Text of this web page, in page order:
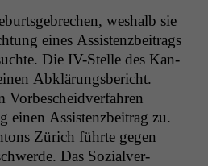
weshalb sie
eines Assis­tenzbeitrags
Die IV-Stelle des Kan­
Abklärungs­bericht.
Vorbeschei­d­ver­fahren
einen Assis­tenzbeitrag zu.
Zürich führte gegen
Das Sozialver­